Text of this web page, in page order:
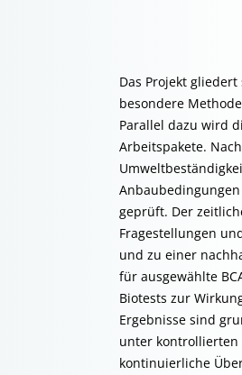
Das Projekt
besondere
Parallel dazu wird
Arbeitspakete.
geprüft. Der
Fragestellungen
und zu einer
für ausgewählte
Biotests zur
Ergebnisse sind
unter kontrollierten
kontinuierliche